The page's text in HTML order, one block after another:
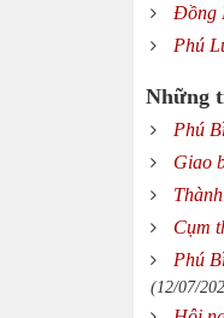
Đồng
Phú
Những
Phú
Giao
Cụm
Phú
(12/07/